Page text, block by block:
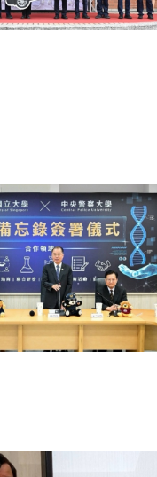
68+
健康